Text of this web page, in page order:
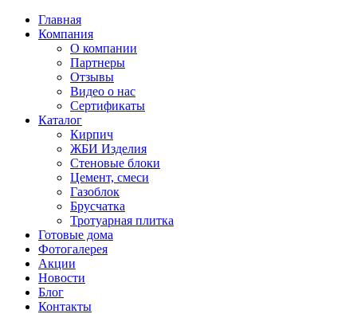
Главная
Компания
О компании
Партнеры
Отзывы
Видео о нас
Сертификаты
Каталог
Кирпич
ЖБИ Изделия
Стеновые блоки
Цемент, смеси
Газоблок
Брусчатка
Тротуарная плитка
Готовые дома
Фотогалерея
Акции
Новости
Блог
Контакты